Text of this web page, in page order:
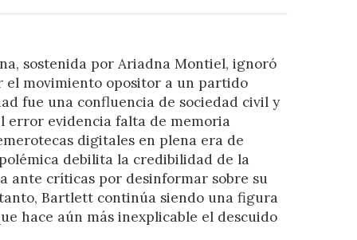
sostenida por Ariadna Montiel, ignoró
el movimiento opositor a un partido
fue una confluencia de sociedad civil y
error evidencia falta de memoria
digitales en plena era de
debilita la credibilidad de la
ante críticas por desinformar sobre su
Bartlett continúa siendo una figura
hace aún más inexplicable el descuido